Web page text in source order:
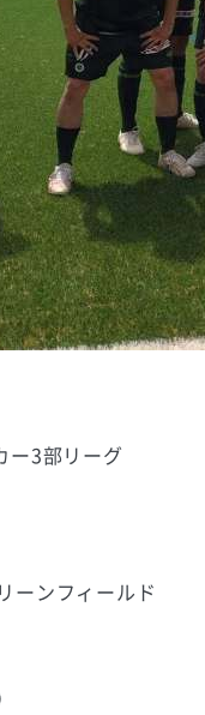
ー3部リーグ
ーンフィールド